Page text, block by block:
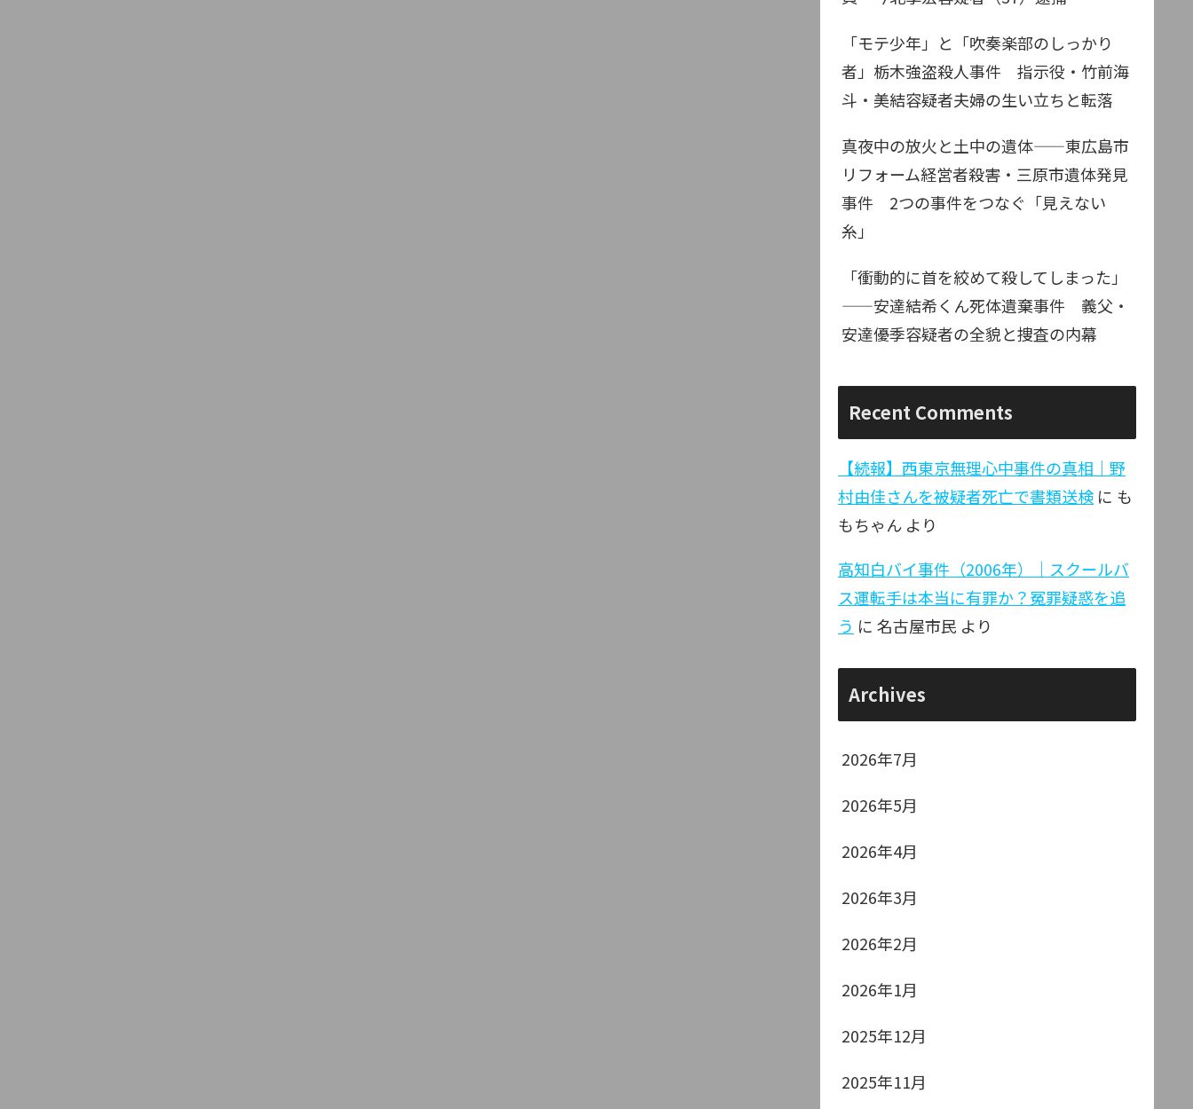
「モテ少年」と「吹奏楽部のしっかり
者」栃木強盗殺人事件 指示役・竹前海
斗・美結容疑者夫婦の生い立ちと転落
真夜中の放火と土中の遺体——東広島市
リフォーム経営者殺害・三原市遺体発見
事件 2つの事件をつなぐ「見えない
糸」
「衝動的に首を絞めて殺してしまった」
——安達結希くん死体遺棄事件 義父・
安達優季容疑者の全貌と捜査の内幕
Recent Comments
【続報】西東京無理心中事件の真相｜野
村由佳さんを被疑者死亡で書類送検 に も
もちゃん より
高知白バイ事件（2006年）｜スクールバ
ス運転手は本当に有罪か？冤罪疑惑を追
う に 名古屋市民 より
Archives
2026年7月
2026年5月
2026年4月
2026年3月
2026年2月
2026年1月
2025年12月
2025年11月